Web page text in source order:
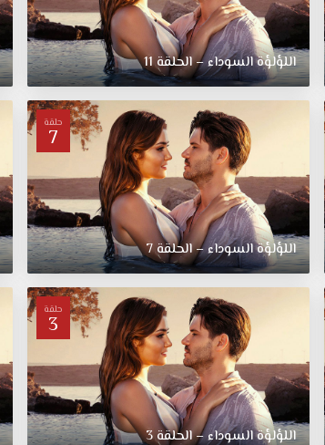
اللؤلؤة السوداء – الحلقة 11
حلقة
7
اللؤلؤة السوداء – الحلقة 7
حلقة
3
اللؤلؤة السوداء – الحلقة 3